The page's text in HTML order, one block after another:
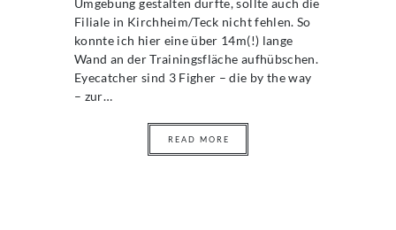
Umgebung gestalten durfte, sollte auch die
Filiale in Kirchheim/Teck nicht fehlen. So
konnte ich hier eine über 14m(!) lange
Wand an der Trainingsfläche aufhübschen.
Eyecatcher sind 3 Figher – die by the way
– zur…
READ MORE